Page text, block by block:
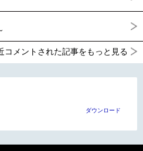
コメントされた記事をもっと見る
ダウンロード